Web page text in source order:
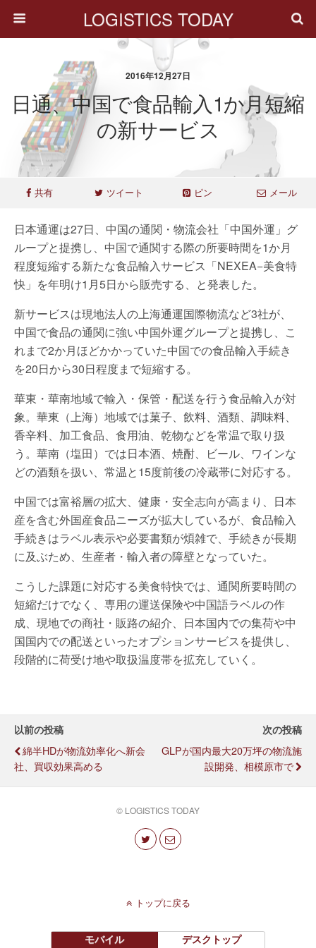
LOGISTICS TODAY
2016年12月27日
日通、中国で食品輸入1か月短縮
の新サービス
共有 ツイート ピン メール
日本通運は27日、中国の通関・物流会社「中国外運」グ
ループと提携し、中国で通関する際の所要時間を1か月
程度短縮する新たな食品輸入サービス「NEXEA−美食特
快」を年明け1月5日から販売する、と発表した。
新サービスは現地法人の上海通運国際物流など3社が、
中国で食品の通関に強い中国外運グループと提携し、こ
れまで2か月ほどかかっていた中国での食品輸入手続き
を20日から30日程度まで短縮する。
華東・華南地域で輸入・保管・配送を行う食品輸入が対
象。華東（上海）地域では菓子、飲料、酒類、調味料、
香辛料、加工食品、食用油、乾物などを常温で取り扱
う。華南（塩田）では日本酒、焼酎、ビール、ワインな
どの酒類を扱い、常温と15度前後の冷蔵帯に対応する。
中国では富裕層の拡大、健康・安全志向が高まり、日本
産を含む外国産食品ニーズが拡大しているが、食品輸入
手続きはラベル表示や必要書類が煩雑で、手続きが長期
に及ぶため、生産者・輸入者の障壁となっていた。
こうした課題に対応する美食特快では、通関所要時間の
短縮だけでなく、専用の運送保険や中国語ラベルの作
成、現地での商社・販路の紹介、日本国内での集荷や中
国国内での配送といったオプションサービスを提供し、
段階的に荷受け地や取扱温度帯を拡充していく。
以前の投稿
綿半HDが物流効率化へ新会
社、買収効果高める
次の投稿
GLPが国内最大20万坪の物流施
設開発、相模原市で
© LOGISTICS TODAY
トップに戻る
モバイル デスクトップ